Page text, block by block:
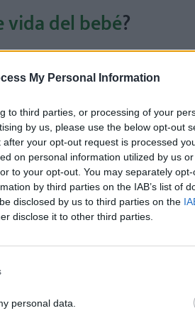
My Personal Information
to third parties, or processing of your
by us, please use the below opt-out
your opt-out request is processed
on personal information utilized by us
to your opt-out. You may separately
by third parties on the IAB’s list of
disclosed by us to third parties on the
disclose it to other third parties.
personal data.
vida del bebé?
de signos de fatiga o de
que, durante los primeros seis meses de
que, si son en pequeña cantidad y no
ser atendidas médicamente (reflujo
se trata de una dificultad para